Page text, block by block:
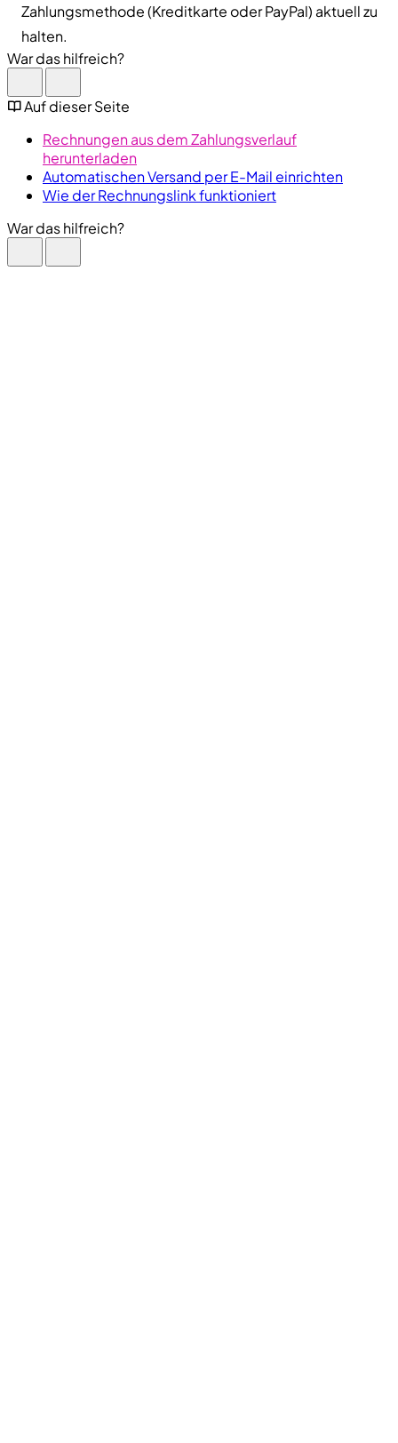
Zahlungsmethode (Kreditkarte oder PayPal) aktuell zu
halten.
War das hilfreich?
Auf dieser Seite
Rechnungen aus dem Zahlungsverlauf
herunterladen
Automatischen Versand per E-Mail einrichten
Wie der Rechnungslink funktioniert
War das hilfreich?